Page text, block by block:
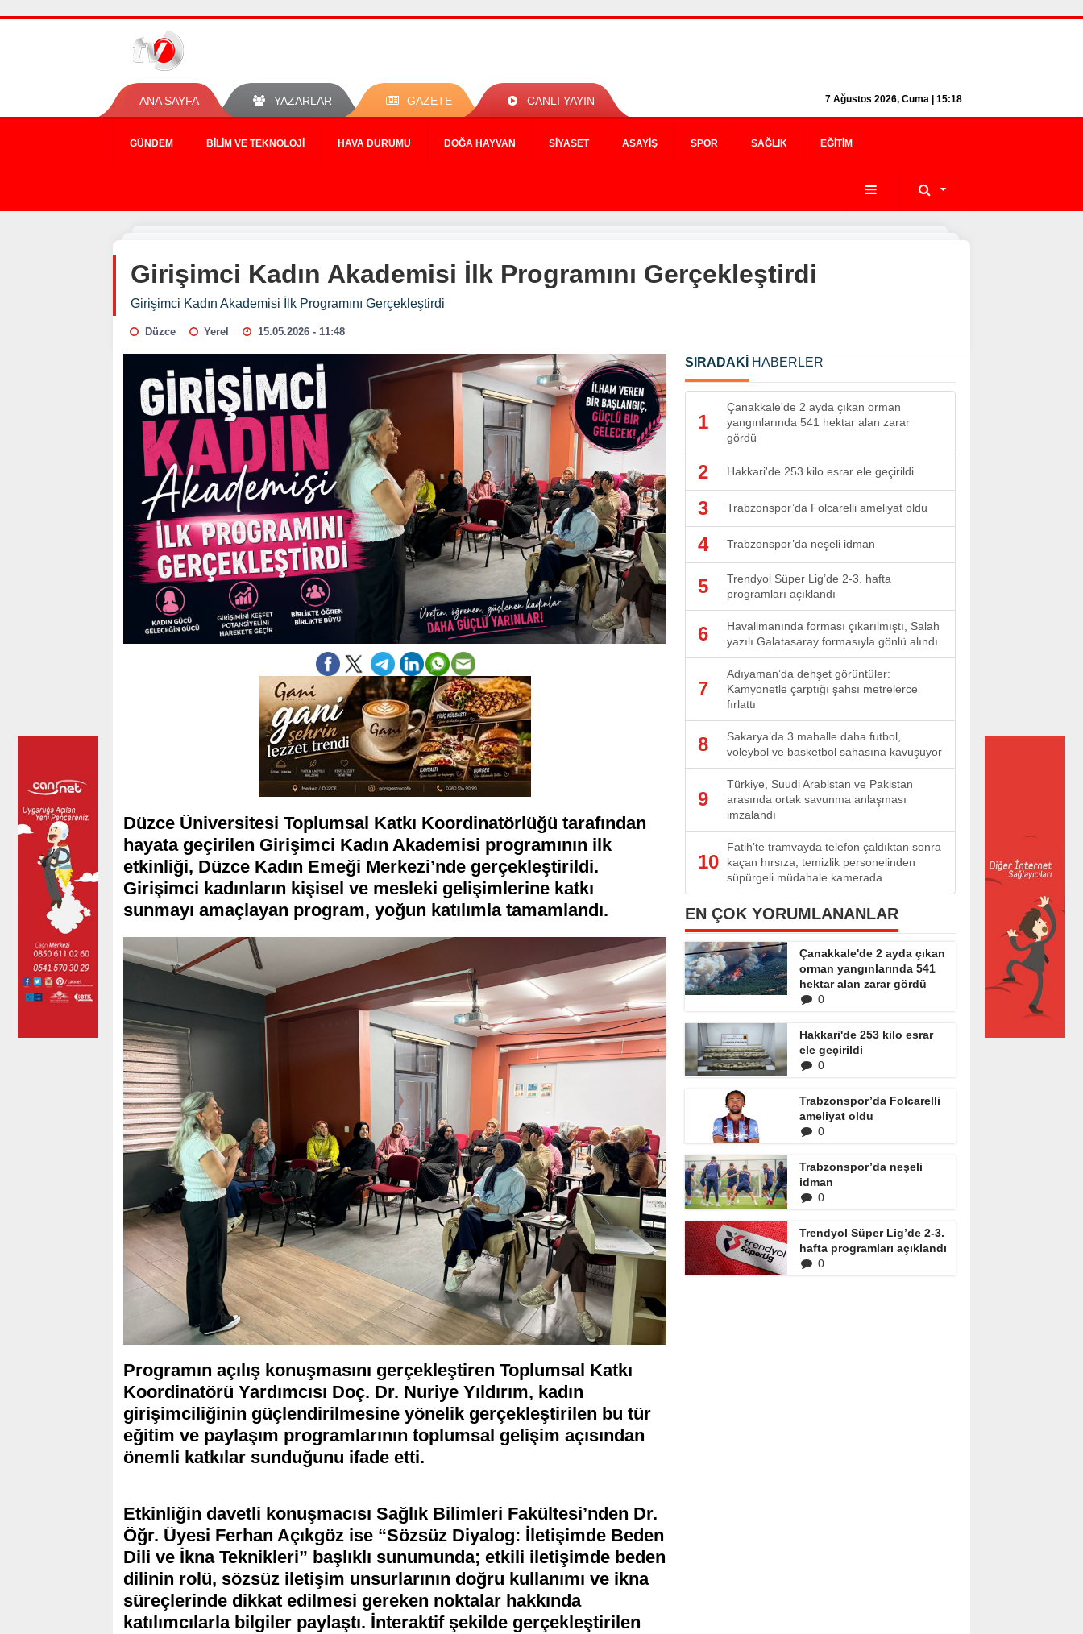
ANA SAYFA YAZARLAR GAZETE CANLI YAYIN 7 Ağustos 2026, Cuma | 15:18
GÜNDEM BILIM VE TEKNOLOJI HAVA DURUMU DOĞA HAYVAN SIYASET ASAYIŞ SPOR SAĞLIK EĞITIM
Girişimci Kadın Akademisi İlk Programını Gerçekleştirdi
Girişimci Kadın Akademisi İlk Programını Gerçekleştirdi
Düzce Yerel 15.05.2026 - 11:48
Düzce Üniversitesi Toplumsal Katkı Koordinatörlüğü tarafından
hayata geçirilen Girişimci Kadın Akademisi programının ilk
etkinliği, Düzce Kadın Emeği Merkezi’nde gerçekleştirildi.
Girişimci kadınların kişisel ve mesleki gelişimlerine katkı
sunmayı amaçlayan program, yoğun katılımla tamamlandı.
Programın açılış konuşmasını gerçekleştiren Toplumsal Katkı
Koordinatörü Yardımcısı Doç. Dr. Nuriye Yıldırım, kadın
girişimciliğinin güçlendirilmesine yönelik gerçekleştirilen bu tür
eğitim ve paylaşım programlarının toplumsal gelişim açısından
önemli katkılar sunduğunu ifade etti.
Etkinliğin davetli konuşmacısı Sağlık Bilimleri Fakültesi’nden Dr.
Öğr. Üyesi Ferhan Açıkgöz ise “Sözsüz Diyalog: İletişimde Beden
Dili ve İkna Teknikleri” başlıklı sunumunda; etkili iletişimde beden
dilinin rolü, sözsüz iletişim unsurlarının doğru kullanımı ve ikna
süreçlerinde dikkat edilmesi gereken noktalar hakkında
katılımcılarla bilgiler paylaştı. İnteraktif şekilde gerçekleştirilen
SIRADAKİ HABERLER
1
Çanakkale'de 2 ayda çıkan orman
yangınlarında 541 hektar alan zarar
gördü
2 Hakkari'de 253 kilo esrar ele geçirildi
3 Trabzonspor’da Folcarelli ameliyat oldu
4 Trabzonspor’da neşeli idman
5
Trendyol Süper Lig’de 2-3. hafta
programları açıklandı
6
Havalimanında forması çıkarılmıştı, Salah
yazılı Galatasaray formasıyla gönlü alındı
7
Adıyaman’da dehşet görüntüler:
Kamyonetle çarptığı şahsı metrelerce
fırlattı
8
Sakarya’da 3 mahalle daha futbol,
voleybol ve basketbol sahasına kavuşuyor
9
Türkiye, Suudi Arabistan ve Pakistan
arasında ortak savunma anlaşması
imzalandı
10
Fatih’te tramvayda telefon çaldıktan sonra
kaçan hırsıza, temizlik personelinden
süpürgeli müdahale kamerada
EN ÇOK YORUMLANANLAR
Çanakkale'de 2 ayda çıkan
orman yangınlarında 541
hektar alan zarar gördü
0
Hakkari'de 253 kilo esrar
ele geçirildi
0
Trabzonspor’da Folcarelli
ameliyat oldu
0
Trabzonspor’da neşeli
idman
0
Trendyol Süper Lig’de 2-3.
hafta programları açıklandı
0